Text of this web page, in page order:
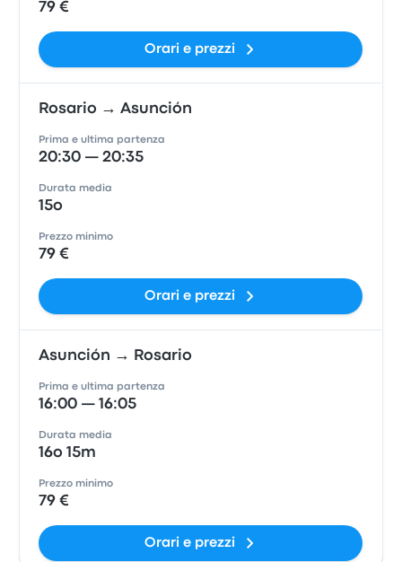
79 €
Orari e prezzi
Rosario → Asunción
Prima e ultima partenza
20:30 — 20:35
Durata media
15o
Prezzo minimo
79 €
Orari e prezzi
Asunción → Rosario
Prima e ultima partenza
16:00 — 16:05
Durata media
16o 15m
Prezzo minimo
79 €
Orari e prezzi